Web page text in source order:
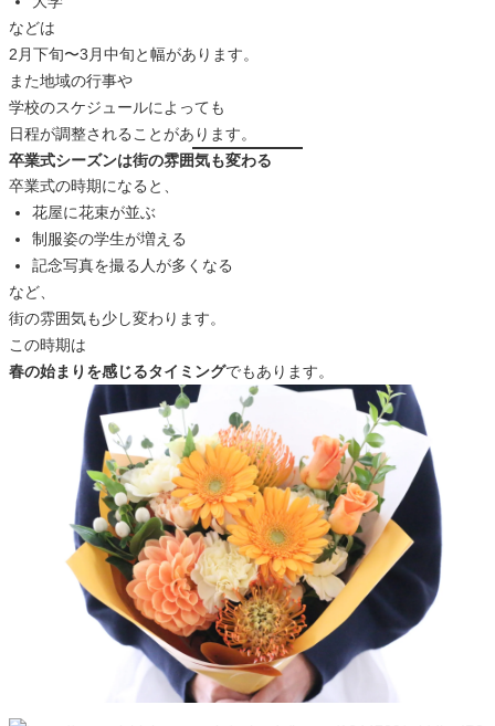
などは
2月下旬〜3月中旬と幅があります。
また地域の行事や
学校のスケジュールによっても
日程が調整されることがあります。
卒業式シーズンは街の雰囲気も変わる
卒業式の時期になると、
花屋に花束が並ぶ
制服姿の学生が増える
記念写真を撮る人が多くなる
など、
街の雰囲気も少し変わります。
この時期は
春の始まりを感じるタイミングでもあります。